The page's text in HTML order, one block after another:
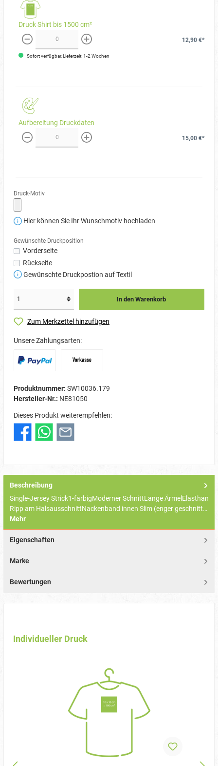
Druck Shirt bis 1500 cm²
weniger mehr
12,90 €*
Sofort verfügbar, Lieferzeit: 1-2 Wochen
Aufbereitung Druckdaten
weniger mehr
15,00 €*
Druck-Motiv
Hier können Sie Ihr Wunschmotiv hochladen
Gewünschte Druckposition
Vorderseite
Rückseite
Gewünschte Druckpostion auf Textil
In den Warenkorb
Zum Merkzettel hinzufügen
Unsere Zahlungsarten:
Produktnummer: SW10036.179
Hersteller-Nr.: NE81050
Dieses Produkt weiterempfehlen:
Beschreibung
Single-Jersey Strick1-farbigModerner SchnittLange ÄrmelElasthan
Ripp am HalsausschnittNackenband innen Slim (enger geschnitt…
Mehr
Eigenschaften
Marke
Bewertungen
Individueller Druck